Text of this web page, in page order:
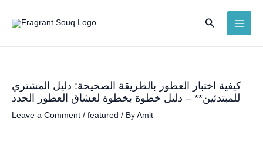
Search
كيفية اختبار العطور بالطريقة الصحيحة: دليل المشتري
للمبتدئين** – دليل خطوة بخطوة لعشاق العطور الجدد
Leave a Comment / featured / By Amit